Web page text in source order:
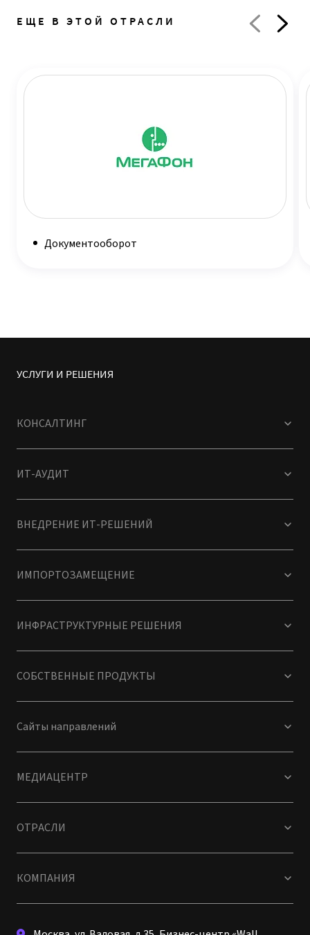
ЕЩЕ В ЭТОЙ ОТРАСЛИ
Документооборот
УСЛУГИ И РЕШЕНИЯ
КОНСАЛТИНГ
ИТ-АУДИТ
ВНЕДРЕНИЕ ИТ-РЕШЕНИЙ
ИМПОРТОЗАМЕЩЕНИЕ
ИНФРАСТРУКТУРНЫЕ РЕШЕНИЯ
СОБСТВЕННЫЕ ПРОДУКТЫ
Сайты направлений
МЕДИАЦЕНТР
ОТРАСЛИ
КОМПАНИЯ